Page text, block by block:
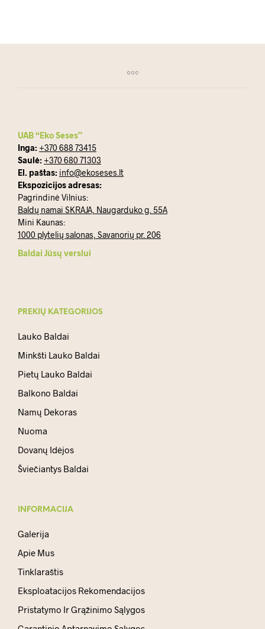
UAB “Eko Seses”
Inga: +370 688 73415
Saulė: +370 680 71303
El. paštas: info@ekoseses.lt
Ekspozicijos adresas:
Pagrindinė Vilnius:
Baldų namai SKRAJA, Naugarduko g. 55A
Mini Kaunas:
1000 plytelių salonas, Savanorių pr. 206
Baldai Jūsų verslui
PREKIŲ KATEGORIJOS
Lauko Baldai
Minkšti Lauko Baldai
Pietų Lauko Baldai
Balkono Baldai
Namų Dekoras
Nuoma
Dovanų Idėjos
Šviečiantys Baldai
INFORMACIJA
Galerija
Apie Mus
Tinklaraštis
Eksploatacijos Rekomendacijos
Pristatymo Ir Grąžinimo Sąlygos